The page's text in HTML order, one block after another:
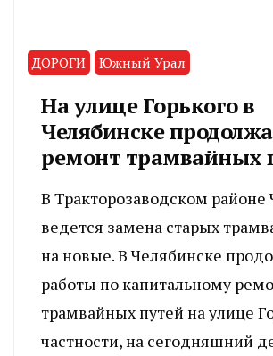
ДОРОГИ Южный Урал
На улице Горького в
Челябинске
ремонт трамвайных
В Тракторозаводском районе
ведется замена старых
на новые. В Челябинске
работы по капитальному
трамвайных путей на улице
частности, на сегодняшний